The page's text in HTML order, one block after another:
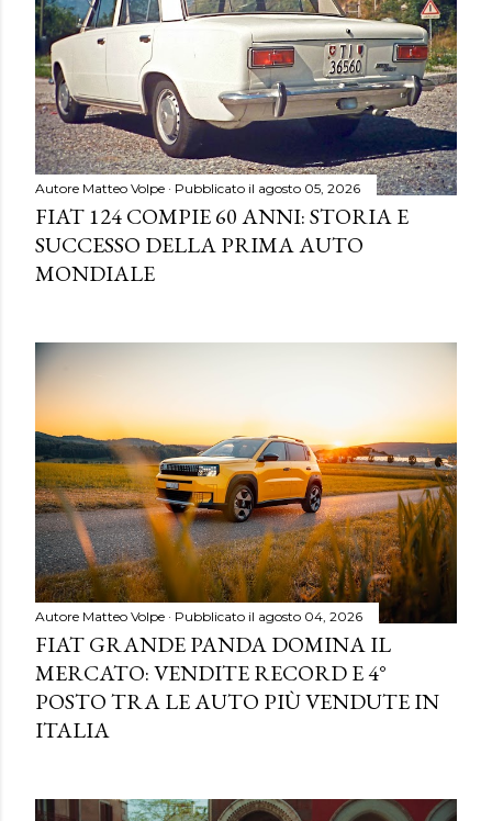
Autore Matteo Volpe Pubblicato il agosto 05, 2026
FIAT 124 COMPIE 60 ANNI: STORIA E
SUCCESSO DELLA PRIMA AUTO
MONDIALE
Autore Matteo Volpe Pubblicato il agosto 04, 2026
FIAT GRANDE PANDA DOMINA IL
MERCATO: VENDITE RECORD E 4°
POSTO TRA LE AUTO PIÙ VENDUTE IN
ITALIA